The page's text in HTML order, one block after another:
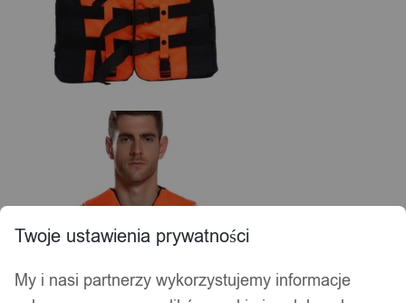
Twoje ustawienia prywatności
My i nasi partnerzy wykorzystujemy informacje